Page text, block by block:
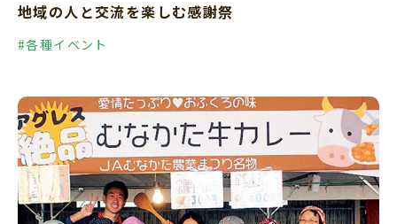
地域の人と交流を楽しむ感謝祭
#各種イベント